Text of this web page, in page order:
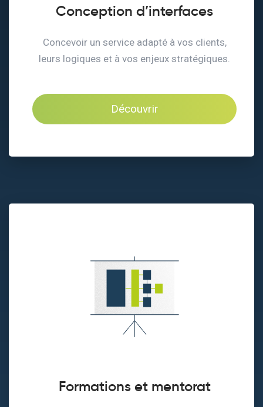
Conception d’interfaces
Concevoir un service adapté à vos clients,
leurs logiques et à vos enjeux stratégiques.
Découvrir
Formations et mentorat